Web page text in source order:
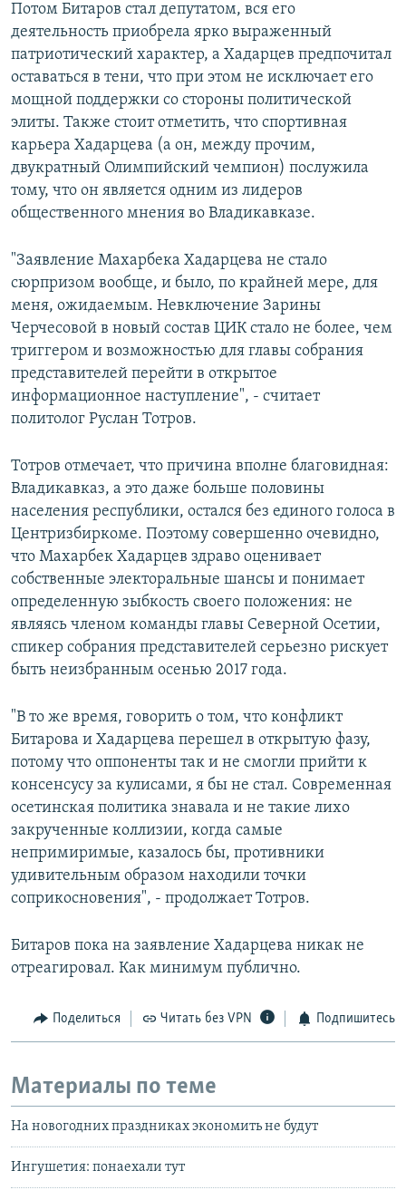
Потом Битаров стал депутатом, вся его
деятельность приобрела ярко выраженный
патриотический характер, a Хадарцев предпочитал
оставаться в тени, что при этом не исключает его
мощной поддержки со стороны политической
элиты. Также стоит отметить, что спортивная
карьера Хадарцева (a он, между прочим,
двукратный Олимпийский чемпион) послужила
тому, что он является одним из лидеров
общественного мнения во Владикавказе.
"Заявление Махарбека Хадарцева не стало
сюрпризом вообще, и было, по крайней мере, для
меня, ожидаемым. Невключение Зарины
Черчесовой в новый состав ЦИК стало не более, чем
триггером и возможностью для главы собрания
представителей перейти в открытое
информационное наступление", - считает
политолог Руслан Тотров.
Тотров отмечает, что причина вполне благовидная:
Владикавказ, а это даже больше половины
населения республики, остался без единого голоса в
Центризбиркоме. Поэтому совершенно очевидно,
что Махарбек Хадарцев здраво оценивает
собственные электоральные шансы и понимает
определенную зыбкость своего положения: не
являясь членом команды главы Северной Осетии,
спикер собрания представителей серьезно рискует
быть неизбранным осенью 2017 года.
"В то же время, говорить о том, что конфликт
Битарова и Хадарцева перешел в открытую фазу,
потому что оппоненты так и не смогли прийти к
консенсусу за кулисами, я бы не стал. Современная
осетинская политика знавала и не такие лихо
закрученные коллизии, когда самые
непримиримые, казалось бы, противники
удивительным образом находили точки
соприкосновения", - продолжает Тотров.
Битаров пока на заявление Хадарцева никак не
отреагировал. Как минимум публично.
Поделиться Читать без VPN Подпишитесь
Материалы по теме
На новогодних праздниках экономить не будут
Ингушетия: понаехали тут